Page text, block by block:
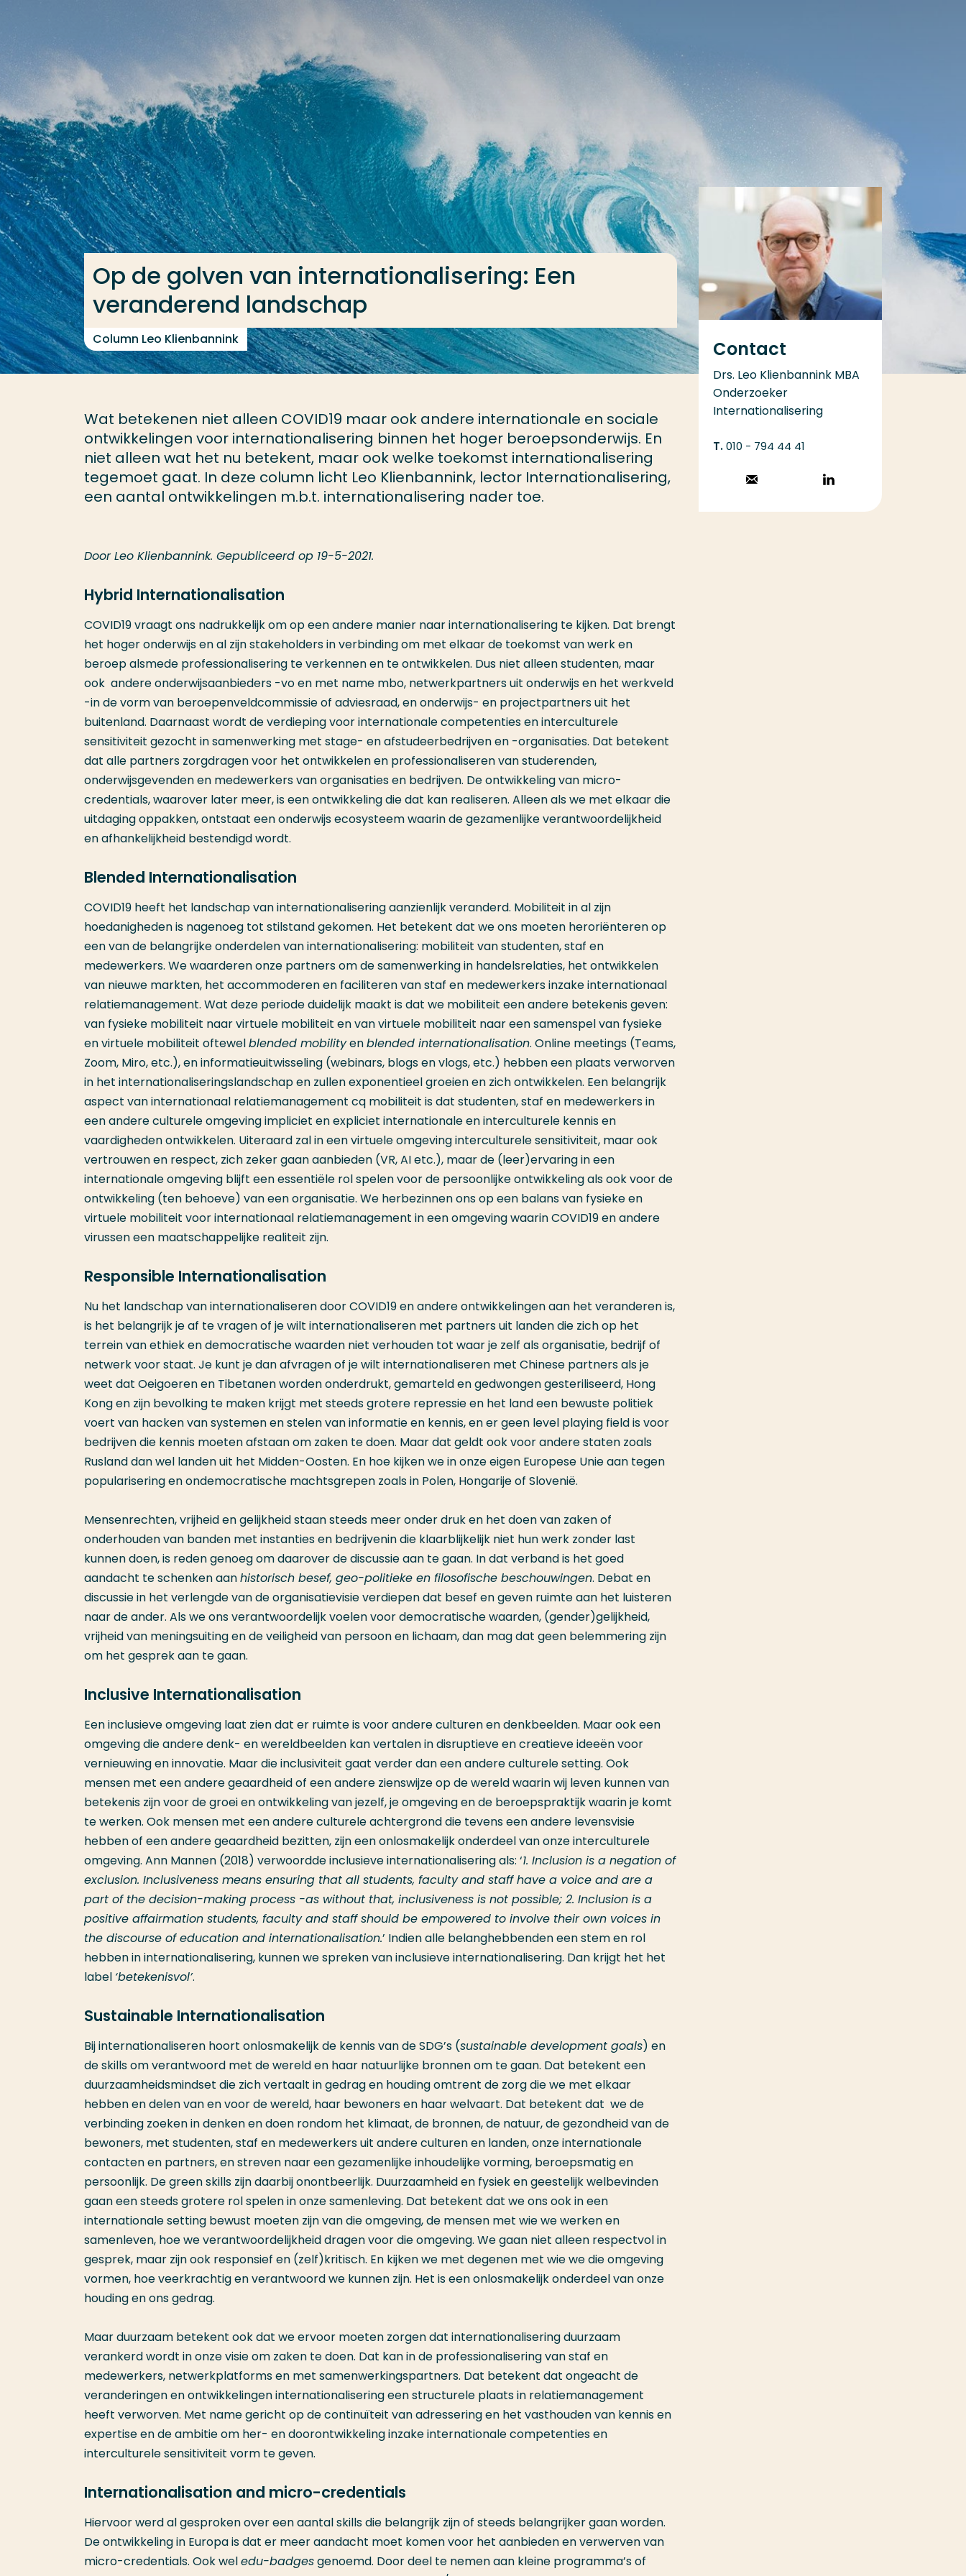
Op de golven van internationalisering: Een
veranderend landschap
Column Leo Klienbannink
Wat betekenen niet alleen COVID19 maar ook andere internationale en sociale
ontwikkelingen voor internationalisering binnen het hoger beroepsonderwijs. En
niet alleen wat het nu betekent, maar ook welke toekomst internationalisering
tegemoet gaat. In deze column licht Leo Klienbannink, lector Internationalisering,
een aantal ontwikkelingen m.b.t. internationalisering nader toe.
Contact
Drs. Leo Klienbannink MBA
Onderzoeker
Internationalisering
010 - 794 44 41
Stuur een email
LinkedIn
Door Leo Klienbannink. Gepubliceerd op 19-5-2021.
Hybrid Internationalisation
COVID19 vraagt ons nadrukkelijk om op een andere manier naar internationalisering te kijken. Dat brengt
het hoger onderwijs en al zijn stakeholders in verbinding om met elkaar de toekomst van werk en
beroep alsmede professionalisering te verkennen en te ontwikkelen. Dus niet alleen studenten, maar
ook andere onderwijsaanbieders -vo en met name mbo, netwerkpartners uit onderwijs en het werkveld
-in de vorm van beroepenveldcommissie of adviesraad, en onderwijs- en projectpartners uit het
buitenland. Daarnaast wordt de verdieping voor internationale competenties en interculturele
sensitiviteit gezocht in samenwerking met stage- en afstudeerbedrijven en -organisaties. Dat betekent
dat alle partners zorgdragen voor het ontwikkelen en professionaliseren van studerenden,
onderwijsgevenden en medewerkers van organisaties en bedrijven. De ontwikkeling van micro-
credentials, waarover later meer, is een ontwikkeling die dat kan realiseren. Alleen als we met elkaar die
uitdaging oppakken, ontstaat een onderwijs ecosysteem waarin de gezamenlijke verantwoordelijkheid
en afhankelijkheid bestendigd wordt.
Blended Internationalisation
COVID19 heeft het landschap van internationalisering aanzienlijk veranderd. Mobiliteit in al zijn
hoedanigheden is nagenoeg tot stilstand gekomen. Het betekent dat we ons moeten heroriënteren op
een van de belangrijke onderdelen van internationalisering: mobiliteit van studenten, staf en
medewerkers. We waarderen onze partners om de samenwerking in handelsrelaties, het ontwikkelen
van nieuwe markten, het accommoderen en faciliteren van staf en medewerkers inzake internationaal
relatiemanagement. Wat deze periode duidelijk maakt is dat we mobiliteit een andere betekenis geven:
van fysieke mobiliteit naar virtuele mobiliteit en van virtuele mobiliteit naar een samenspel van fysieke
en virtuele mobiliteit oftewelblended mobilityenblended internationalisation. Online meetings (Teams,
Zoom, Miro, etc.), en informatieuitwisseling (webinars, blogs en vlogs, etc.) hebben een plaats verworven
in het internationaliseringslandschap en zullen exponentieel groeien en zich ontwikkelen. Een belangrijk
aspect van internationaal relatiemanagement cq mobiliteit is dat studenten, staf en medewerkers in
een andere culturele omgeving impliciet en expliciet internationale en interculturele kennis en
vaardigheden ontwikkelen. Uiteraard zal in een virtuele omgeving interculturele sensitiviteit, maar ook
vertrouwen en respect, zich zeker gaan aanbieden (VR, AI etc.), maar de (leer)ervaring in een
internationale omgeving blijft een essentiële rol spelen voor de persoonlijke ontwikkeling als ook voor de
ontwikkeling (ten behoeve) van een organisatie. We herbezinnen ons op een balans van fysieke en
virtuele mobiliteit voor internationaal relatiemanagement in een omgeving waarin COVID19 en andere
virussen een maatschappelijke realiteit zijn.
Responsible Internationalisation
Nu het landschap van internationaliseren door COVID19 en andere ontwikkelingen aan het veranderen is,
is het belangrijk je af te vragen of je wilt internationaliseren met partners uit landen die zich op het
terrein van ethiek en democratische waarden niet verhouden tot waar je zelf als organisatie, bedrijf of
netwerk voor staat. Je kunt je dan afvragen of je wilt internationaliseren met Chinese partners als je
weet dat Oeigoeren en Tibetanen worden onderdrukt, gemarteld en gedwongen gesteriliseerd, Hong
Kong en zijn bevolking te maken krijgt met steeds grotere repressie en het land een bewuste politiek
voert van hacken van systemen en stelen van informatie en kennis, en er geen level playing field is voor
bedrijven die kennis moeten afstaan om zaken te doen. Maar dat geldt ook voor andere staten zoals
Rusland dan wel landen uit het Midden-Oosten. En hoe kijken we in onze eigen Europese Unie aan tegen
popularisering en ondemocratische machtsgrepen zoals in Polen, Hongarije of Slovenië.
Mensenrechten, vrijheid en gelijkheid staan steeds meer onder druk en het doen van zaken of
onderhouden van banden met instanties en bedrijvenin die klaarblijkelijk niet hun werk zonder last
kunnen doen, is reden genoeg om daarover de discussie aan te gaan. In dat verband is het goed
aandacht te schenken aanhistorisch besef, geo-politieke en filosofische beschouwingen. Debat en
discussie in het verlengde van de organisatievisie verdiepen dat besef en geven ruimte aan het luisteren
naar de ander. Als we ons verantwoordelijk voelen voor democratische waarden, (gender)gelijkheid,
vrijheid van meningsuiting en de veiligheid van persoon en lichaam, dan mag dat geen belemmering zijn
om het gesprek aan te gaan.
Inclusive Internationalisation
Een inclusieve omgeving laat zien dat er ruimte is voor andere culturen en denkbeelden. Maar ook een
omgeving die andere denk- en wereldbeelden kan vertalen in disruptieve en creatieve ideeën voor
vernieuwing en innovatie. Maar die inclusiviteit gaat verder dan een andere culturele setting. Ook
mensen met een andere geaardheid of een andere zienswijze op de wereld waarin wij leven kunnen van
betekenis zijn voor de groei en ontwikkeling van jezelf, je omgeving en de beroepspraktijk waarin je komt
te werken. Ook mensen met een andere culturele achtergrond die tevens een andere levensvisie
hebben of een andere geaardheid bezitten, zijn een onlosmakelijk onderdeel van onze interculturele
omgeving. Ann Mannen (2018) verwoordde inclusieve internationalisering als: ‘1. Inclusion is a negation of
exclusion. Inclusiveness means ensuring that all students, faculty and staff have a voice and are a
part of the decision-making process -as without that, inclusiveness is not possible; 2. Inclusion is a
positive affairmation students, faculty and staff should be empowered to involve their own voices in
the discourse of education and internationalisation.’ Indien alle belanghebbenden een stem en rol
hebben in internationalisering, kunnen we spreken van inclusieve internationalisering. Dan krijgt het het
label ‘betekenisvol’.
Sustainable Internationalisation
Bij internationaliseren hoort onlosmakelijk de kennis van de SDG’s (sustainable development goals) en
de skills om verantwoord met de wereld en haar natuurlijke bronnen om te gaan. Dat betekent een
duurzaamheidsmindset die zich vertaalt in gedrag en houding omtrent de zorg die we met elkaar
hebben en delen van en voor de wereld, haar bewoners en haar welvaart. Dat betekent dat we de
verbinding zoeken in denken en doen rondom het klimaat, de bronnen, de natuur, de gezondheid van de
bewoners, met studenten, staf en medewerkers uit andere culturen en landen, onze internationale
contacten en partners, en streven naar een gezamenlijke inhoudelijke vorming, beroepsmatig en
persoonlijk. De green skills zijn daarbij onontbeerlijk. Duurzaamheid en fysiek en geestelijk welbevinden
gaan een steeds grotere rol spelen in onze samenleving. Dat betekent dat we ons ook in een
internationale setting bewust moeten zijn van die omgeving, de mensen met wie we werken en
samenleven, hoe we verantwoordelijkheid dragen voor die omgeving. We gaan niet alleen respectvol in
gesprek, maar zijn ook responsief en (zelf)kritisch. En kijken we met degenen met wie we die omgeving
vormen, hoe veerkrachtig en verantwoord we kunnen zijn. Het is een onlosmakelijk onderdeel van onze
houding en ons gedrag.
Maar duurzaam betekent ook dat we ervoor moeten zorgen dat internationalisering duurzaam
verankerd wordt in onze visie om zaken te doen. Dat kan in de professionalisering van staf en
medewerkers, netwerkplatforms en met samenwerkingspartners. Dat betekent dat ongeacht de
veranderingen en ontwikkelingen internationalisering een structurele plaats in relatiemanagement
heeft verworven. Met name gericht op de continuïteit van adressering en het vasthouden van kennis en
expertise en de ambitie om her- en doorontwikkeling inzake internationale competenties en
interculturele sensitiviteit vorm te geven.
Internationalisation and micro-credentials
Hiervoor werd al gesproken over een aantal skills die belangrijk zijn of steeds belangrijker gaan worden.
De ontwikkeling in Europa is dat er meer aandacht moet komen voor het aanbieden en verwerven van
micro-credentials. Ook weledu-badgesgenoemd. Door deel te nemen aan kleine programma’s of
Veel gezocht
Opleiding
Contact